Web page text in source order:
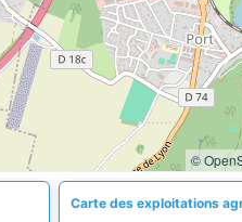
©
Carte des exploitations